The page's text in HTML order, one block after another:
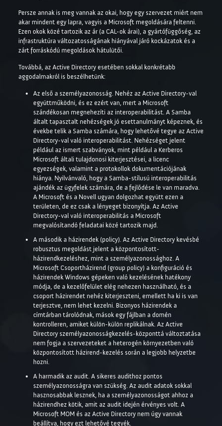
Persze annak is meg vannak az okai, hogy egy szervezet miért nem
akar mindent egy lapra, vagyis a Microsoft megoldására feltenni.
Ezen okok közé tartozik az ár (a CAL-ok árai), a gyártófüggőség, az
infrastruktúra változatosságának hiányával járó kockázatok és a
zárt forráskódú megoldások hátulütői.
Továbbá, az Active Directory esetében sokkal konkrétabb
aggodalmakról is beszélhetünk:
Az első a személyazonosság. Nehéz az Active Directory-val
együttműködni, és ez ezért van, mert a Microsoft
szándékosan megnehezíti az interoperabilitást. A Samba
általt tapasztalt nehézségek jó esettanulmányt képeznek, és
évekbe telik a Samba számára, hogy lehetővé tegye az Active
Directory-val való interoperabilitást. Nehézséget jelent
például az ismert szabványok, mint például a Kerberos
Microsoft általi tulajdonosi kiterjesztései, a licenc
egyezségek, valamint a protokollok dokumentációjának
hiánya. Nyilvánvaló, hogy a Samba-stílusú interoperabilitás
ajándék az ügyfelek számára, de a fejlődése le van maradva.
A Microsoft és a Novell ugyan dolgozhat együtt ezen a
területen, de ez csak a lényeget bizonyítja. Az Active
Directory-val való interoperabilitás a Microsoft
megvalósítandó feladatai közé tartozik majd.
A második a házirendek (policy). Az Active Directory kevésbé
robusztus megoldást jelent a központosított-
házirendkezeléshez, mint a személyazonossághoz. A
Microsoft Csoportházirend (group policy) a konfiguráció és
házirendek Windows gépeken való kezelésének hatékony
módja, de a kezelőfelület elég nehezen használható, és a
csoport házirendet nehéz kiterjeszteni, emellett ha ki is van
terjesztve, nem lehet kezelni. Bizonyos házirendek a
címtárban tárolódnak, mások egy fájlban a domén
kontrolleren, amiket külön-külön replikálnak. Az Active
Directory személyazonosságkezelés-központtá változtatása
nem fogja a szervezeteket a heterogén környezetben való
központosított házirend-kezelés során a legjobb helyzetbe
hozni.
A harmadik az audit. A sikeres audithoz pontos
személyazonosságra van szükség. Az audit adatok sokkal
hasznosabbak lesznek, ha a személyazonosságot ahhoz a
házirendhez kötik, amit az audit idején érvényes volt. A
Microsoft MOM és az Active Directory nem úgy vannak
beállítva, hogy ezt lehetővé tegyék.